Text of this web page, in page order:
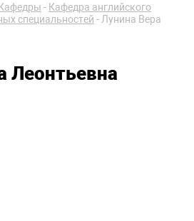
Кафедры - Кафедра английского
специальностей -Лунина Вера
Леонтьевна